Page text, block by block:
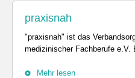
praxisnah
"praxisnah" ist das
medizinischer Fachberufe
Mehr lesen